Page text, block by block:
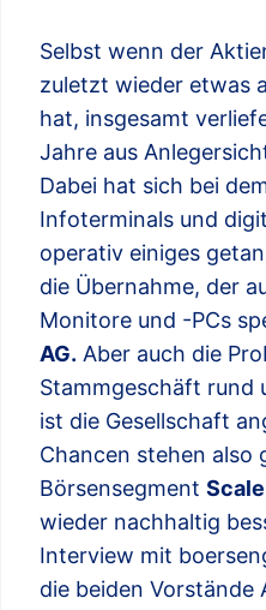
Selbst wenn der
zuletzt wieder etwas
hat, insgesamt
Jahre aus
Dabei hat sich bei
Infoterminals und
operativ einiges
die Übernahme, der
Monitore und -PCs
AG. Aber auch die
Stammgeschäft rund
ist die Gesellschaft
Chancen stehen also
BörsensegmentScale
wieder nachhaltig
Interview mit
die beiden Vorstände